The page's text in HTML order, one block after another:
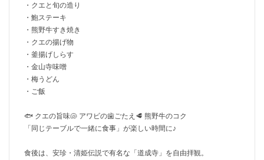
・クエと旬の造り
・鮑ステーキ
・熊野牛すき焼き
・クエの揚げ物
・釜揚げしらす
・金山寺味噌
・梅うどん
・ご飯
🐟 クエの旨味🐚 アワビの歯ごたえ🥩 熊野牛のコク
「同じテーブルで一緒に食事」が楽しい時間に♪
食後は、安珍・清姫伝説で有名な「道成寺」を自由拝観。